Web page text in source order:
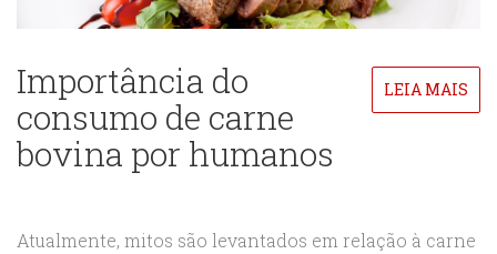
Importância do
consumo de carne
bovina por humanos
LEIA MAIS
Atualmente, mitos são levantados em relação à carne